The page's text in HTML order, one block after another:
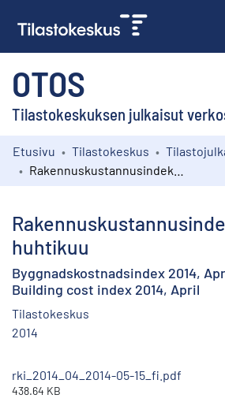
OTOS
Tilastokeskuksen julkaisut
Kokoelmat
Etusivu Tilastokeskus
huhtikuu
Byggnadskostnadsindex 2014,
Building cost index 2014, April
Tilastokeskus
2014
rki_2014_04_2014-05-15_fi.pdf
438.64 KB